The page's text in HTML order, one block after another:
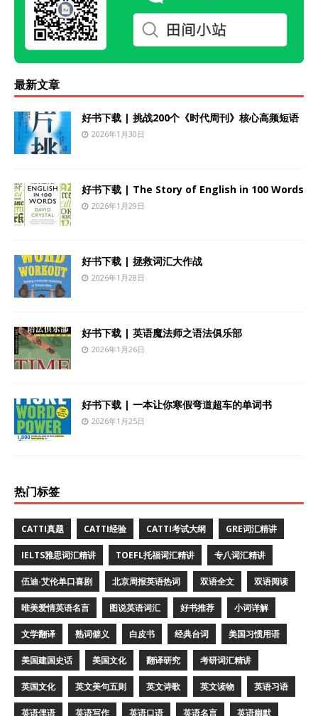
最新文章
好书下载 | 挑战200个《时代周刊》核心高频短语
2026年1月30日
好书下载 | The Story of English in 100 Words
2026年1月29日
好书下载 | 拯救词汇大作战
2026年1月28日
好书下载 | 英语魔法师之语法俱乐部
2026年1月26日
好书下载 | 一本让你寒假弯道超车的单词书
2026年1月25日
热门标签
CATTI真题 CATTI经验 CATTI考试大纲 GRE词汇精讲
IELTS雅思词汇精讲 TOEFL托福词汇精讲 专八词汇精讲
伍迪·艾伦单口喜剧 北京周报英语热词 双语全文 双语阅读
唯美爱情英语名言 图说英语词汇 好书推荐 小词详解
文学翻译 熟词僻义 白皮书 经典台词 美国习惯用语
美国建国史话 美国文化 翻译研究 考研词汇精讲
英国文化 英文美句五则 英文诗歌 英文读物 英语习语
英语俚语 英语写作 英语口语 英语名言 英语幽默